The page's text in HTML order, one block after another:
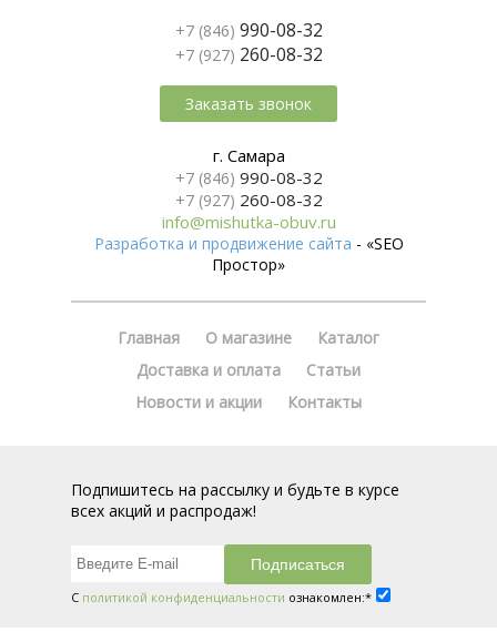
+7 (846) 990-08-32
+7 (927) 260-08-32
Заказать звонок
г. Самара
+7 (846) 990-08-32
+7 (927) 260-08-32
info@mishutka-obuv.ru
Разработка и продвижение сайта - «SEO
Простор»
Главная О магазине
Каталог
Доставка и оплата
Статьи
Новости и акции
Контакты
Подпишитесь на рассылку и будьте в курсе
всех акций и распродаж!
С политикой конфиденциальности ознакомлен:*